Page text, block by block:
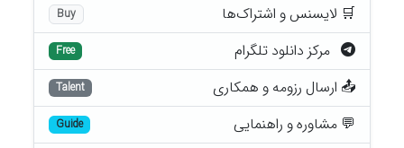
🛒 لایسنس و اشتراک‌ها Buy
مرکز دانلود تلگرام Free
📤 ارسال رزومه و همکاری Talent
💬 مشاوره و راهنمایی Guide